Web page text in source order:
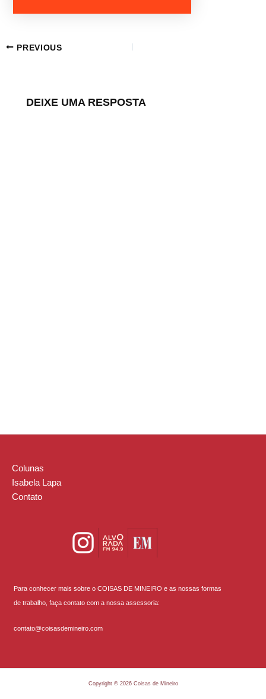
PREVIOUS
DEIXE UMA RESPOSTA
Colunas
Isabela Lapa
Contato
Para conhecer mais sobre o COISAS DE MINEIRO e as nossas formas
de trabalho, faça contato com a nossa assessoria:
contato@coisasdemineiro.com
Copyright © 2026 Coisas de Mineiro